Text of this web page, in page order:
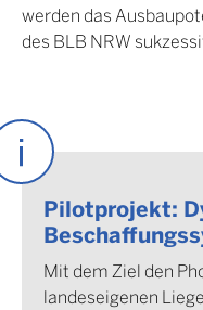
werden das
des BLB NRW
Pilotprojekt:
Mit dem Ziel den
landeseigenen